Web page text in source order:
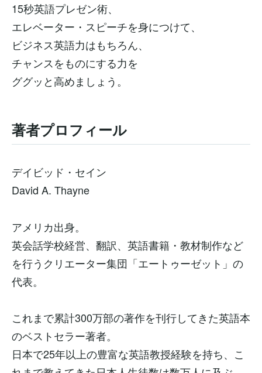
15秒英語プレゼン術、
エレベーター・スピーチを身につけて、
ビジネス英語力はもちろん、
チャンスをものにする力を
ググッと高めましょう。
著者プロフィール
デイビッド・セイン
David A. Thayne
アメリカ出身。
英会話学校経営、翻訳、英語書籍・教材制作など
を行うクリエーター集団「エートゥーゼット」の
代表。
これまで累計300万部の著作を刊行してきた英語本
のベストセラー著者。
日本で25年以上の豊富な英語教授経験を持ち、こ